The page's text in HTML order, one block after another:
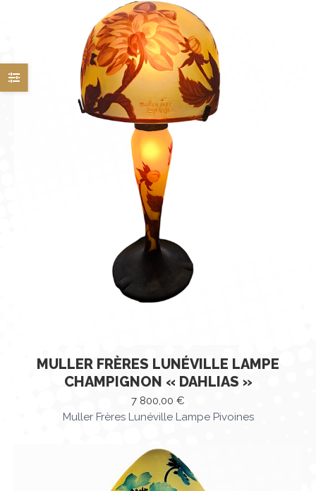
MULLER FRÈRES LUNÉVILLE LAMPE
CHAMPIGNON « DAHLIAS »
7 800,00 €
Muller Frères Lunéville Lampe Pivoines